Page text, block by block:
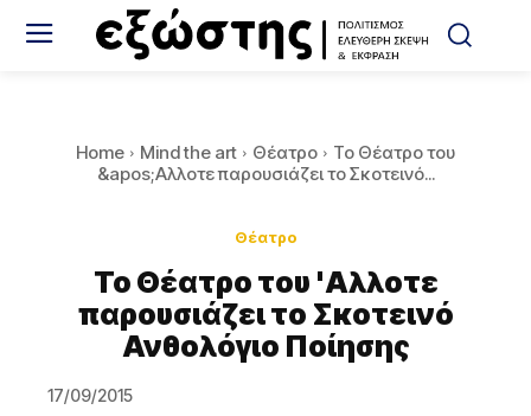
Home Mind the art Θέατρο
​Το Θέατρο του
&apos;Αλλοτε παρουσιάζει το Σκοτεινό...
Θέατρο
​Το Θέατρο του 'Αλλοτε
παρουσιάζει το Σκοτεινό
Ανθολόγιο Ποίησης
17/09/2015